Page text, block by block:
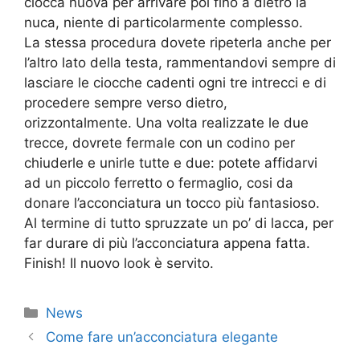
nuca, niente di particolarmente complesso.
La stessa procedura dovete ripeterla anche per
l’altro lato della testa, rammentandovi sempre di
lasciare le ciocche cadenti ogni tre intrecci e di
procedere sempre verso dietro,
orizzontalmente. Una volta realizzate le due
trecce, dovrete fermale con un codino per
chiuderle e unirle tutte e due: potete affidarvi
ad un piccolo ferretto o fermaglio, cosi da
donare l’acconciatura un tocco più fantasioso.
Al termine di tutto spruzzate un po’ di lacca, per
far durare di più l’acconciatura appena fatta.
Finish! Il nuovo look è servito.
Categorie
News
Come fare un’acconciatura elegante